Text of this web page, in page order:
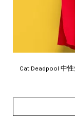
Cat Deadpool 中